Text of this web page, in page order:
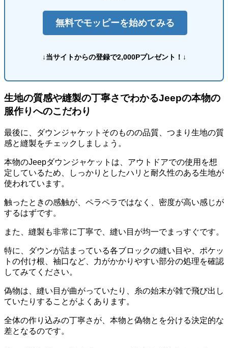
無料でモッピーを始めてみる
↓当サイトからの登録で2,000Pプレゼント！↓
生地の質感や縫製の丁寧さでわかるJeepの本物の
服作りへのこだわり
最後に、ダウンジャケットそのものの品質、つまり生地の質
感と縫製をチェックしましょう。
本物のJeepダウンジャケットは、アウトドアでの使用を想
定しているため、
しっかりとしたハリと耐久性のある生地が
使われています。
触ったときの感触が、ペラペラではなく、密度が高い感じが
するはずです。
また、縫製も非常に丁寧で、 縫い目が均一でまっすぐです。
特に、ダウンが詰まっている各ブロックの縫い目や、ポケッ
トの付け根、袖口など、 力がかかりやすい部分の処理を確認
してみてください。
偽物は、縫い目が曲がっていたり、糸の始末が雑で飛び出し
ていたりすることがよくあります。
全体の作り込みの丁寧さが、本物と偽物とを分ける決定的な
差となるのです。